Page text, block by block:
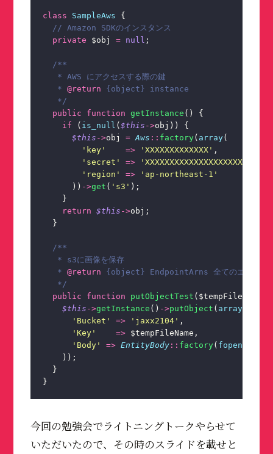
class SampleAws {
  // Amazon SDKのインスタンス
  private
$obj = null ;
  /**
   * AWS にアクセスする際の鍵
   *
@return {object} instance
   */
  public
function getInstance () {
    if
( is_null ( $this ->obj)) {
      $this
->obj = Aws :: factory( array(
        '
key'
    =>
' XXXXXXXXXXXXX' ,
        '
secret ' => '
        '
region ' => ' ap-northeast-1 '
      ))
->get ( ' s3 ' );
    }
    return
$this ->obj;
  }
  /**
   * s3に画像を保存
   *
@return {object} EndpointArns 全てのエンドポ
   */
  public
function putObjectTest ($tempFileName){
    $this
->getInstance () ->putObject ( array(
      '
Bucket ' => ' jaxx2104' ,
      '
Key'
    =>
$tempFileName,
      '
Body' => EntityBody:: factory( fopen
    ));
  }
}
今回の勉強会でライトニングトークやらせて
いただいたので、その時のスライドを載せと